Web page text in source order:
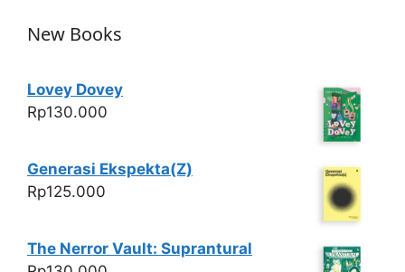
k
New Books
Lovey Dovey
Rp130.000
Generasi Ekspekta(Z)
Rp125.000
The Nerror Vault: Suprantural